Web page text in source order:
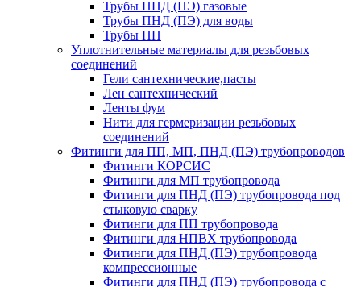
Трубы ПНД (ПЭ) газовые
Трубы ПНД (ПЭ) для воды
Трубы ПП
Уплотнительные материалы для резьбовых
соединений
Гели сантехнические,пасты
Лен сантехнический
Ленты фум
Нити для гермеризации резьбовых
соединений
Фитинги для ПП, МП, ПНД (ПЭ) трубопроводов
Фитинги КОРСИС
Фитинги для МП трубопровода
Фитинги для ПНД (ПЭ) трубопровода под
стыковую сварку
Фитинги для ПП трубопровода
Фитинги для НПВХ трубопровода
Фитинги для ПНД (ПЭ) трубопровода
компрессионные
Фитинги для ПНД (ПЭ) трубопровода с